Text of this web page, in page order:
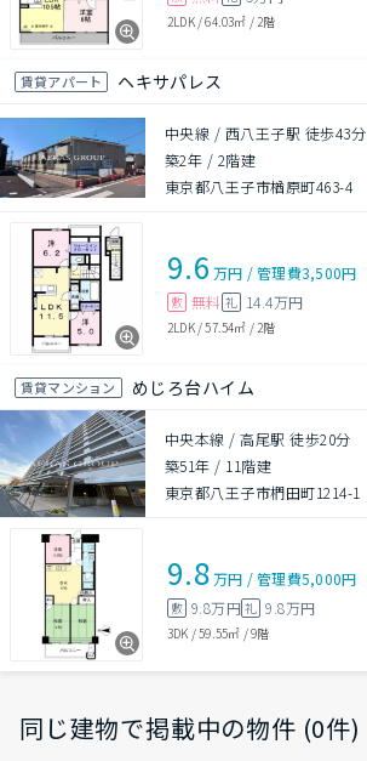
2LDK/64.03㎡ / 2階
賃貸アパート ヘキサパレス
中央線 / 西八王子駅 徒歩43分
築2年 / 2階建
東京都八王子市楢原町463-4
9.6 万円 /管理費3,500円
敷 無料 礼 14.4万円
2LDK/57.54㎡ / 2階
賃貸マンション めじろ台ハイム
中央本線 / 高尾駅 徒歩20分
築51年 / 11階建
東京都八王子市椚田町1214-1
9.8万円 /管理費5,000円
敷 9.8万円礼 9.8万円
3DK /59.55㎡ /9階
同じ建物で掲載中の物件 (0件)